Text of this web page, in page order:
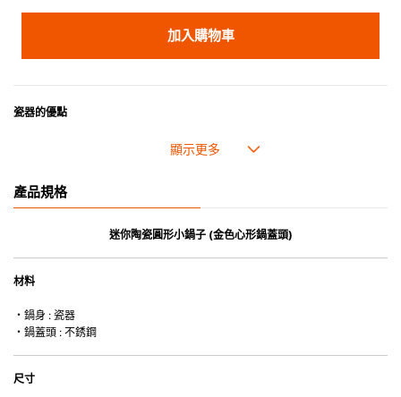
加入購物車
瓷器的優點
• 即使經常使用亦不會容易吸取食物氣味。
*不可直接用於熱源上
產品規格
迷你陶瓷圓形小鍋子 (金色心形鍋蓋頭)
材料
・鍋身 : 瓷器
・鍋蓋頭 : 不銹鋼
尺寸